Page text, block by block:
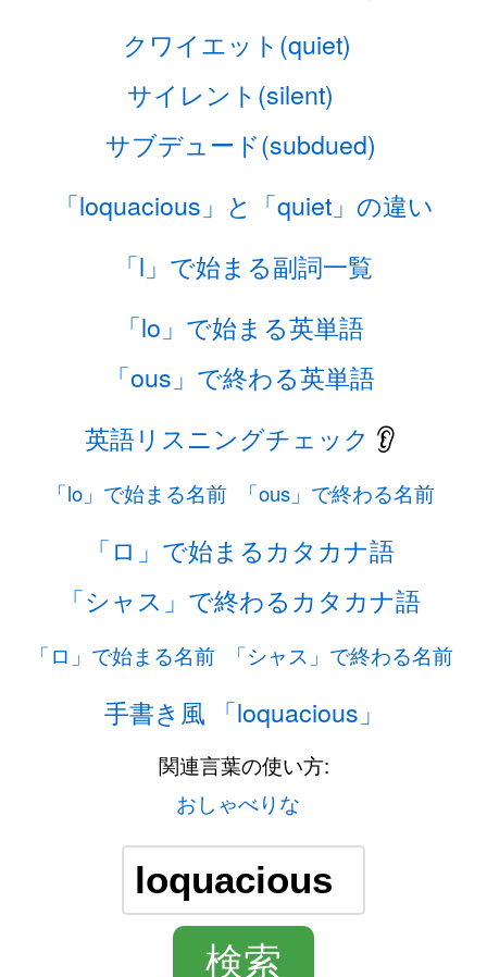
クワイエット(quiet)
サイレント(silent)
サブデュード(subdued)
「loquacious」と「quiet」の違い
「l」で始まる副詞一覧
「lo」で始まる英単語
「ous」で終わる英単語
英語リスニングチェック 👂
「lo」で始まる名前 「ous」で終わる名前
「ロ」で始まるカタカナ語
「シャス」で終わるカタカナ語
「ロ」で始まる名前 「シャス」で終わる名前
手書き風 「loquacious」
関連言葉の使い方:
おしゃべりな